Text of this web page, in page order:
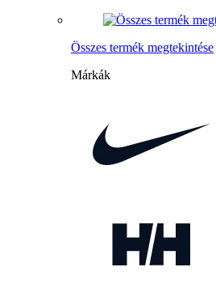
Összes termék megtekintése
Márkák